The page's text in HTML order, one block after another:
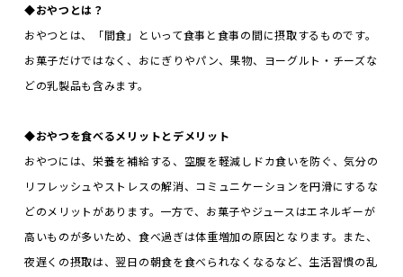
◆おやつとは？
おやつとは、「間食」といって食事と食事の間に摂取するものです。
お菓子だけではなく、おにぎりやパン、果物、ヨーグルト・チーズな
どの乳製品も含みます。
◆おやつを食べるメリットとデメリット
おやつには、栄養を補給する、空腹を軽減しドカ食いを防ぐ、気分の
リフレッシュやストレスの解消、コミュニケーションを円滑にするな
どのメリットがあります。一方で、お菓子やジュースはエネルギーが
高いものが多いため、食べ過ぎは体重増加の原因となります。また、
夜遅くの摂取は、翌日の朝食を食べられなくなるなど、生活習慣の乱